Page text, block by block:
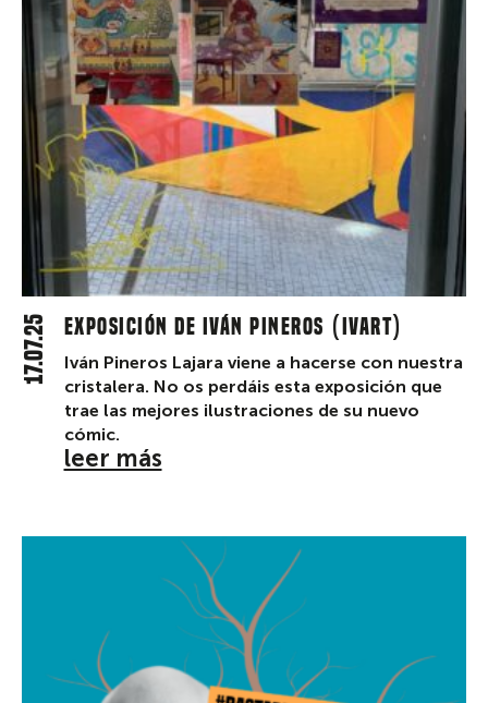
Exposición de Iván Pineros (IvART)
17.07.25
Iván Pineros Lajara viene a hacerse con nuestra
cristalera. No os perdáis esta exposición que
trae las mejores ilustraciones de su nuevo
cómic.
leer más